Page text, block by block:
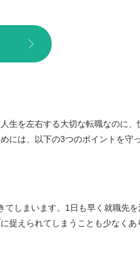
生を左右する大切な転職なのに、
には、以下の3つのポイントを守
しまいます。1日も早く就職先
捉えられてしまうことも少なくあ